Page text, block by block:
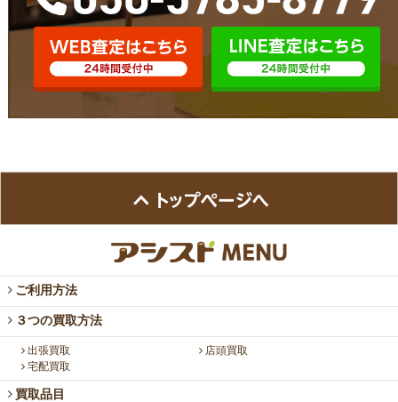
ご利用方法
３つの買取方法
出張買取
店頭買取
宅配買取
買取品目